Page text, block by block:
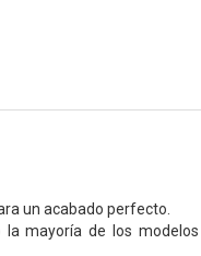
un acabado perfecto.
mayoría de los